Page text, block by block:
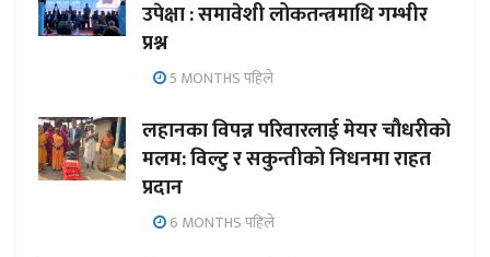
उपेक्षा : समावेशी लोकतन्त्रमाथि गम्भीर
प्रश्न
5 MONTHS पहिले
लहानका विपन्न परिवारलाई मेयर चौधरीको
मलम: विल्टु र सकुन्तीको निधनमा राहत
प्रदान
6 MONTHS पहिले